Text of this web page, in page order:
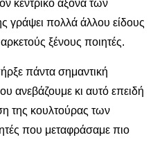
κεντρικό άξονα των
γράψει πολλά άλλου είδους
ξένους ποιητές.
πάντα σημαντική
ανεβάζουμε κι αυτό επειδή
της κουλτούρας των
που μεταφράσαμε πιο